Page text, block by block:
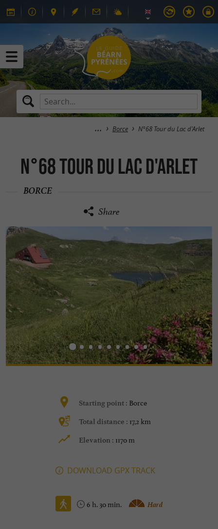
Borce N°68 Tour du Lac d'Arlet
N°68 Tour du Lac d'Arlet
BORCE
Share
Starting point : Borce
Total distance : 17,2 km
Elevation : 1170 m
DOWNLOAD GPX TRACK
6 h. 30 min. Hard